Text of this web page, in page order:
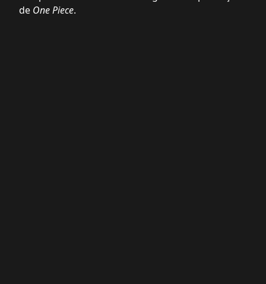
de One Piece.